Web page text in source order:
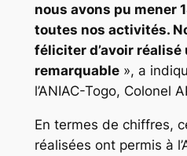
nous avons pu mener
toutes nos activités.
féliciter d’avoir réalisé
remarquable», a
l’ANIAC-Togo, Colonel
En termes de chiffres,
réalisées ont permis à